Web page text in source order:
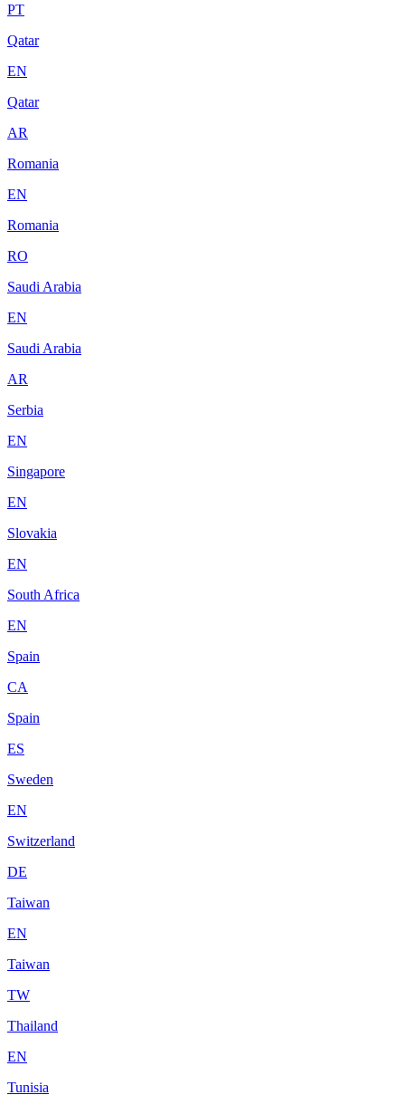
PT
Qatar
EN
Qatar
AR
Romania
EN
Romania
RO
Saudi Arabia
EN
Saudi Arabia
AR
Serbia
EN
Singapore
EN
Slovakia
EN
South Africa
EN
Spain
CA
Spain
ES
Sweden
EN
Switzerland
DE
Taiwan
EN
Taiwan
TW
Thailand
EN
Tunisia